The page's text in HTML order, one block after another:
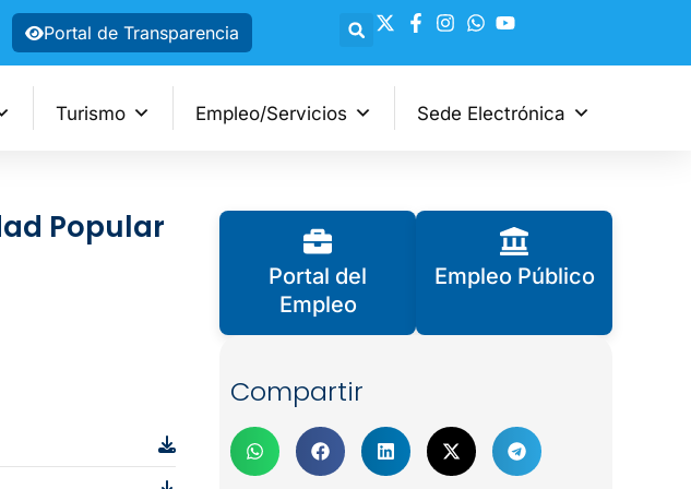
Portal de Transparencia
Turismo Empleo/Servicios Sede Electrónica
Popular
Portal del
Empleo
Empleo Público
Compartir